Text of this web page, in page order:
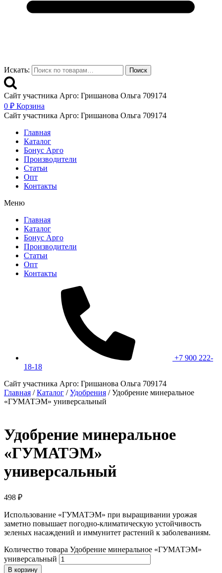
Искать: Поиск
Сайт участника Арго: Гришанова Ольга 709174
0 ₽ Корзина
Сайт участника Арго: Гришанова Ольга 709174
Главная
Каталог
Бонус Арго
Производители
Статьи
Опт
Контакты
Меню
Главная
Каталог
Бонус Арго
Производители
Статьи
Опт
Контакты
+7 900 222-
18-18
Сайт участника Арго: Гришанова Ольга 709174
Главная / Каталог / Удобрения / Удобрение минеральное
«ГУМАТЭМ» универсальный
Удобрение минеральное
«ГУМАТЭМ»
универсальный
498 ₽
Использование «ГУМАТЭМ» при выращивании урожая
заметно повышает погодно-климатическую устойчивость
зеленых насаждений и иммунитет растений к заболеваниям.
Количество товара Удобрение минеральное «ГУМАТЭМ»
универсальный
В корзину